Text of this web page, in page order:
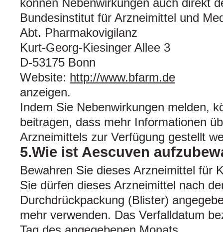
können Nebenwirkungen auch direkt
Bundesinstitut für Arzneimittel und
Abt. Pharmakovigilanz
Kurt-Georg-Kiesinger Allee 3
D-53175 Bonn
Website: http://www.bfarm.de
anzeigen.
Indem Sie Nebenwirkungen melden,
beitragen, dass mehr Informationen
Arzneimittels zur Verfügung gestellt
5.Wie ist Aescuven
Bewahren Sie dieses Arzneimittel für
Sie dürfen dieses Arzneimittel nach
Durchdrückpackung (Blister)
mehr verwenden. Das Verfalldatum